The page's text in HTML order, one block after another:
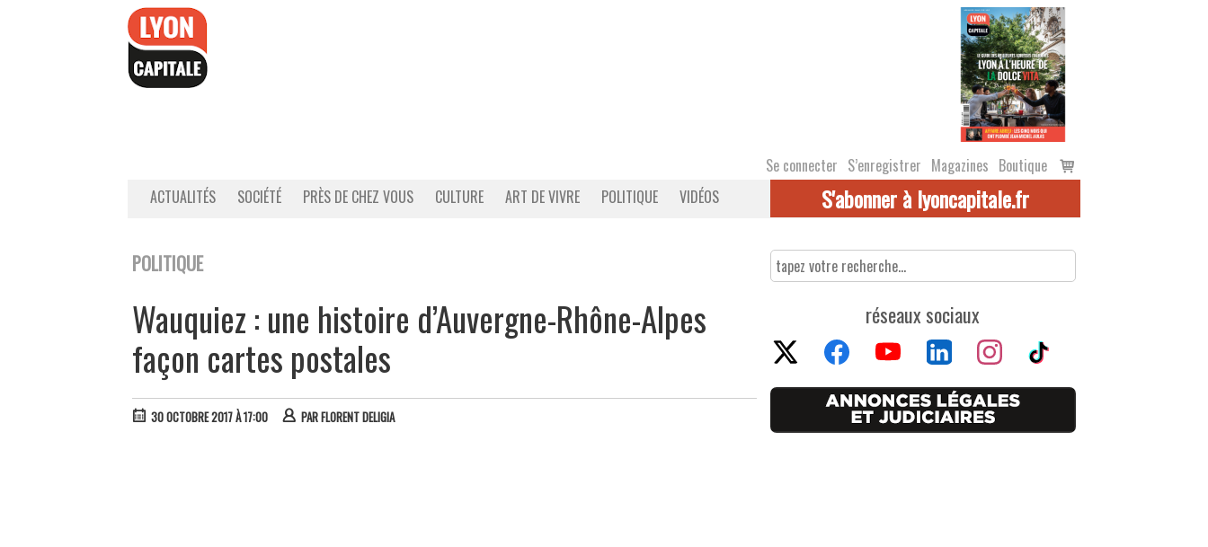
Se connecter S’enregistrer Magazines Boutique
Voir
le
ACTUALITÉS SOCIÉTÉ PRÈS DE CHEZ VOUS CULTURE ART DE VIVRE POLITIQUE VIDÉOS S'abonner à lyoncapitale.fr
POLITIQUE
Wauquiez : une histoire d’Auvergne-Rhône-Alpes
façon cartes postales
30 OCTOBRE 2017 À 17:00 PARFLORENT DELIGIA
réseaux sociaux